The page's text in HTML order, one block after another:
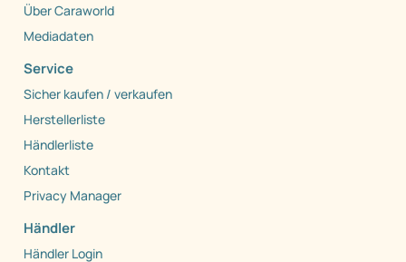
Über Caraworld
Mediadaten
Service
Sicher kaufen / verkaufen
Herstellerliste
Händlerliste
Kontakt
Privacy Manager
Händler
Händler Login